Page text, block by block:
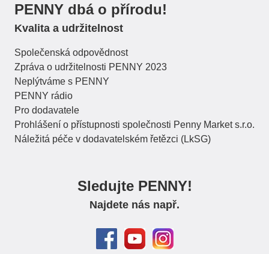
PENNY dbá o přírodu!
Kvalita a udržitelnost
Společenská odpovědnost
Zpráva o udržitelnosti PENNY 2023
Neplýtváme s PENNY
PENNY rádio
Pro dodavatele
Prohlášení o přístupnosti společnosti Penny Market s.r.o.
Náležitá péče v dodavatelském řetězci (LkSG)
Sledujte PENNY!
Najdete nás např.